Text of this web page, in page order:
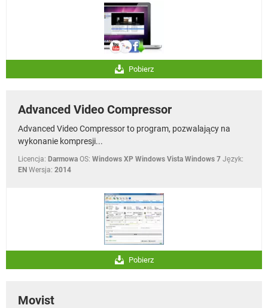
Pobierz
Advanced Video Compressor
Advanced Video Compressor to program, pozwalający na
wykonanie kompresji...
Licencja: Darmowa OS: Windows XP Windows Vista Windows 7 Język:
EN Wersja: 2014
Pobierz
Movist